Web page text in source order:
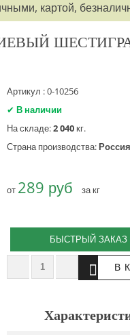
картой,
Артикул : 0-10256
✔В наличии
На складе:2 040кг.
Страна производства:Россия
от 289 руб за кг
БЫСТРЫЙ ЗАКАЗ